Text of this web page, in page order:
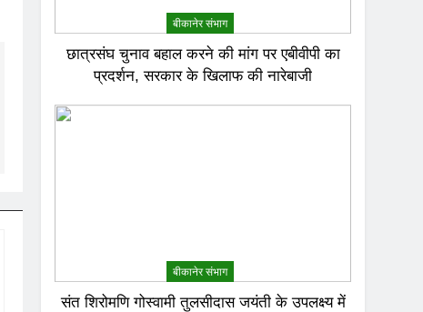
बीकानेर संभाग
छात्रसंघ चुनाव बहाल करने की मांग पर एबीवीपी का
प्रदर्शन, सरकार के खिलाफ की नारेबाजी
बीकानेर संभाग
संत शिरोमणि गोस्वामी तुलसीदास जयंती के उपलक्ष्य में